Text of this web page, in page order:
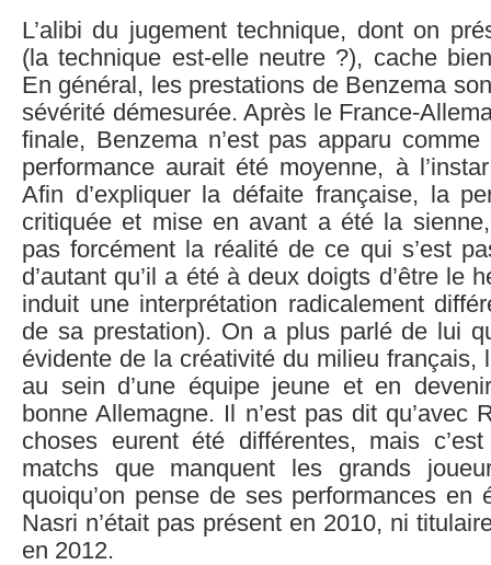
L’alibi du jugement technique, dont on
(la technique est-elle neutre ?), cache
En général, les prestations de Benzema
sévérité démesurée. Après le France-
finale, Benzema n’est pas apparu
performance aurait été moyenne, à
Afin d’expliquer la défaite française, la
critiquée et mise en avant a été la
pas forcément la réalité de ce qui s’est
d’autant qu’il a été à deux doigts d’être le
induit une interprétation radicalement
de sa prestation). On a plus parlé de lui
évidente de la créativité du milieu français,
au sein d’une équipe jeune et en
bonne Allemagne. Il n’est pas dit qu’avec
choses eurent été différentes, mais
matchs que manquent les grands
quoiqu’on pense de ses performances en
Nasri n’était pas présent en 2010, ni
en 2012.